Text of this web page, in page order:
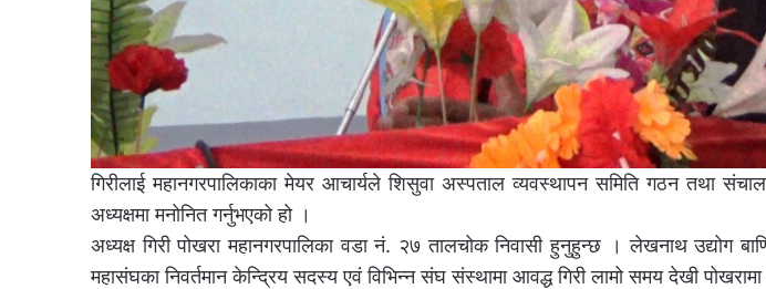
गिरीलाई महानगरपालिकाका मेयर आचार्यले शिसुवा अस्पताल व्यवस्थापन समिति गठन तथा
अध्यक्षमा मनोनित गर्नुभएको हो ।
अध्यक्ष गिरी पोखरा महानगरपालिका वडा नं. २७ तालचोक निवासी हुनुहुन्छ । लेखनाथ उद्योग
महासंघका निवर्तमान केन्द्रिय सदस्य एवं विभिन्न संघ संस्थामा आवद्ध गिरी लामो समय देखी